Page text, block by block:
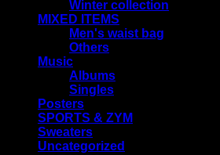
Winter collection
MIXED ITEMS
Men's waist bag
Others
Music
Albums
Singles
Posters
SPORTS & ZYM
Sweaters
Uncategorized